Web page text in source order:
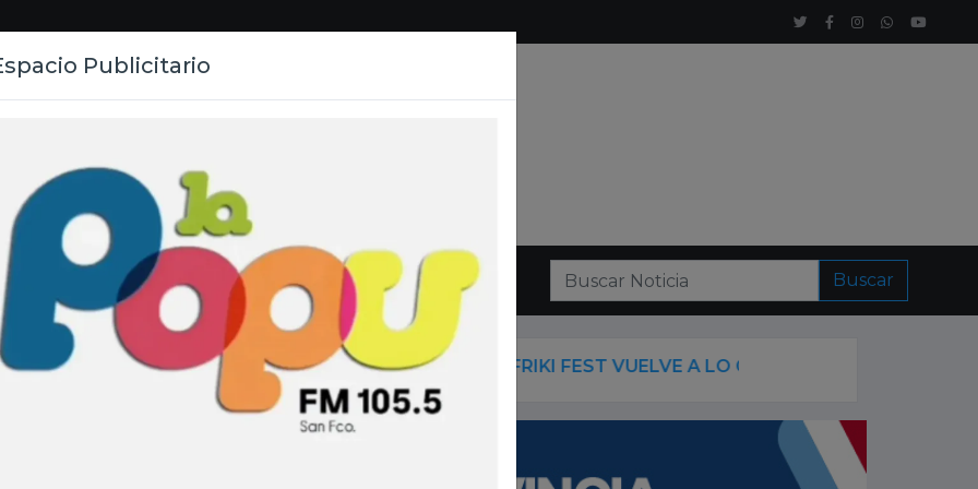
CONTACTO Buscar
CARNE Y UNO DE SUS OCUPANTES MURIÓ LA FRIKI FEST VUELVE A LO GRANDE: COSPLAY, K-POP,
Publicitario